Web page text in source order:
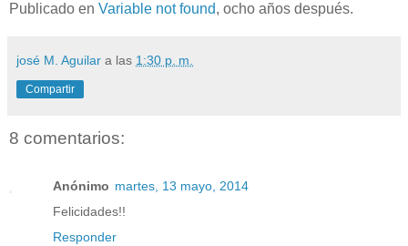
Publicado en Variable not found, ocho años después.
josé M. Aguilar a las 1:30 p. m.
Compartir
8 comentarios:
Anónimo martes, 13 mayo, 2014
Felicidades!!
Responder